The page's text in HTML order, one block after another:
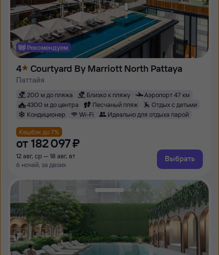
Рекомендуем
4 Courtyard By Marriott North Pattaya
Паттайя
200 м до пляжа Близко к пляжу
Аэропорт 47 км
4300 м до центра
Песчаный пляж
Отдых с детьми
Кондиционер
Wi-Fi Идеально для отдыха парой
Кешбэк до 7%
от 182 ⁠097 ⁠₽
12 авг, ср — 18 авг, вт
6 ночей, за двоих
Выбрать